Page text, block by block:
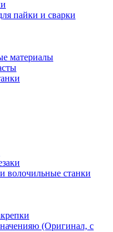
пайки и сварки
материалы
волочильные станки
(Оригинал, с